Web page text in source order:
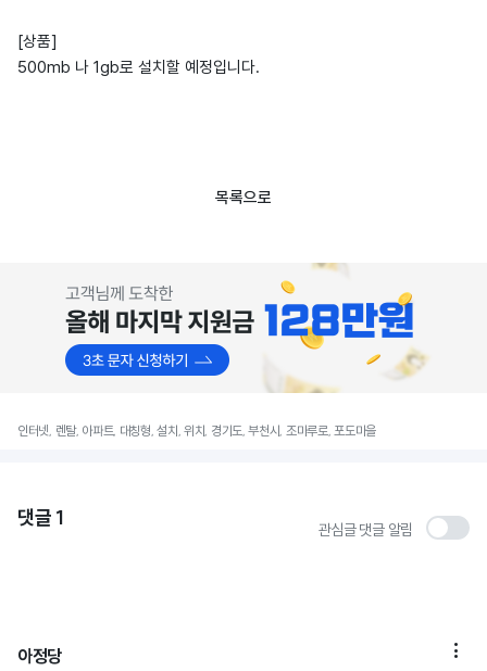
[상품]
500mb 나 1gb로 설치할 예정입니다.
목록으로
인터넷, 렌탈, 아파트, 대칭형, 설치, 위치, 경기도, 부천시, 조마루로, 포도마을
댓글 1 관심글 댓글 알림
아정당 